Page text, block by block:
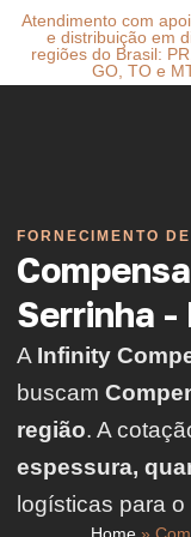
Atendimento com
e distribuição em
regiões do Brasil:
GO, TO e
FORNECIMENTO
Serrinha -
A Infinity
buscam
região. A
espessura,
logísticas para